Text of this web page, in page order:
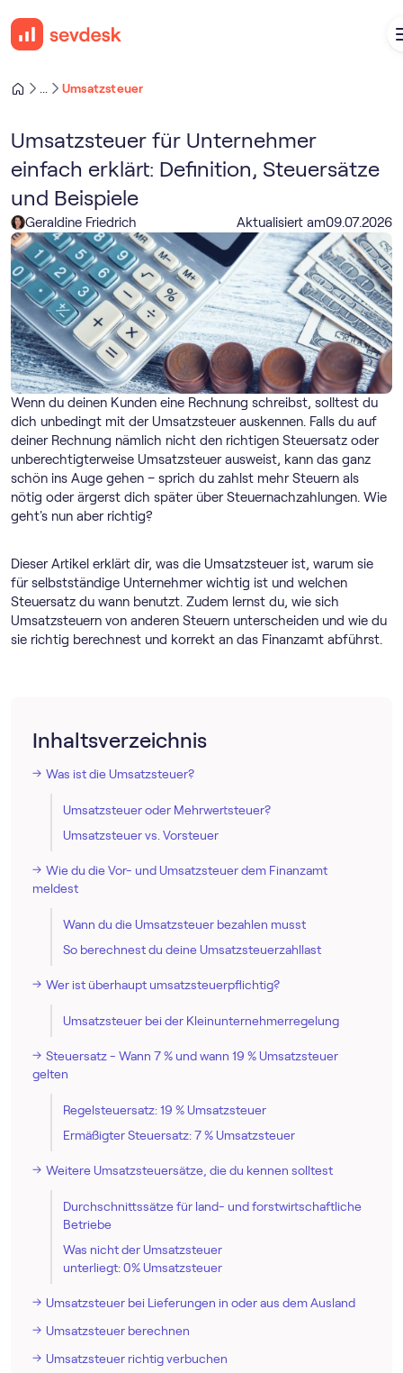
Umsatzsteuer
Umsatzsteuer für Unternehmer
einfach erklärt: Definition, Steuersätze
und Beispiele
Geraldine Friedrich Aktualisiert am09.07.2026
Wenn du deinen Kunden eine Rechnung schreibst, solltest du
dich unbedingt mit der Umsatzsteuer auskennen. Falls du auf
deiner Rechnung nämlich nicht den richtigen Steuersatz oder
unberechtigterweise Umsatzsteuer ausweist, kann das ganz
schön ins Auge gehen – sprich du zahlst mehr Steuern als
nötig oder ärgerst dich später über Steuernachzahlungen. Wie
geht's nun aber richtig?
Dieser Artikel erklärt dir, was die Umsatzsteuer ist, warum sie
für selbstständige Unternehmer wichtig ist und welchen
Steuersatz du wann benutzt. Zudem lernst du, wie sich
Umsatzsteuern von anderen Steuern unterscheiden und wie du
sie richtig berechnest und korrekt an das Finanzamt abführst.
Inhaltsverzeichnis
Was ist die Umsatzsteuer?
Umsatzsteuer oder Mehrwertsteuer?
Umsatzsteuer vs. Vorsteuer
Wie du die Vor- und Umsatzsteuer dem Finanzamt
meldest
Wann du die Umsatzsteuer bezahlen musst
So berechnest du deine Umsatzsteuerzahllast
Wer ist überhaupt umsatzsteuerpflichtig?
Umsatzsteuer bei der Klein­unternehmer­regelung
Steuersatz - Wann 7 % und wann 19 % Umsatzsteuer
gelten
Regelsteuersatz: 19 % Umsatzsteuer
Ermäßigter Steuersatz: 7 % Umsatzsteuer
Weitere Umsatzsteuersätze, die du kennen solltest
Durchschnittssätze für land- und forstwirtschaftliche
Betriebe
Was nicht der Umsatzsteuer
unterliegt: 0% Umsatzsteuer
Umsatzsteuer bei Lieferungen in oder aus dem Ausland
Umsatzsteuer berechnen
Umsatzsteuer richtig verbuchen